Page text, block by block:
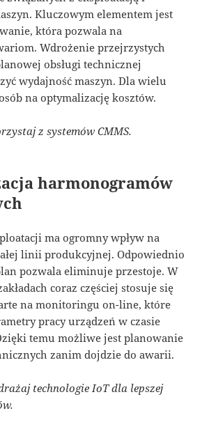
Kluczowym elementem jest
która pozwala na
Wdrożenie przejrzystych
obsługi technicznej
wydajność maszyn. Dla wielu
na optymalizację kosztów.
z systemów CMMS.
harmonogramów
ma ogromny wpływ na
linii produkcyjnej. Odpowiednio
pozwala eliminuje przestoje. W
coraz częściej stosuje się
na monitoringu on-line, które
pracy urządzeń w czasie
temu możliwe jest planowanie
zanim dojdzie do awarii.
technologie IoT dla lepszej